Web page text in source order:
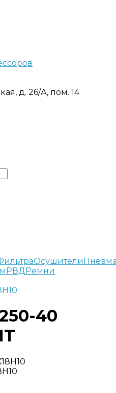
д. 26/А, пом. 14
Осушители
РВДРемни
40